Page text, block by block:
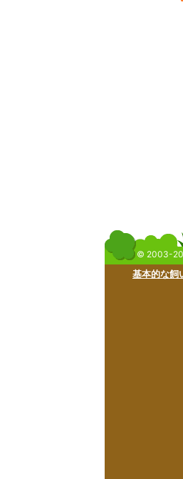
© 2003-
基本的な飼